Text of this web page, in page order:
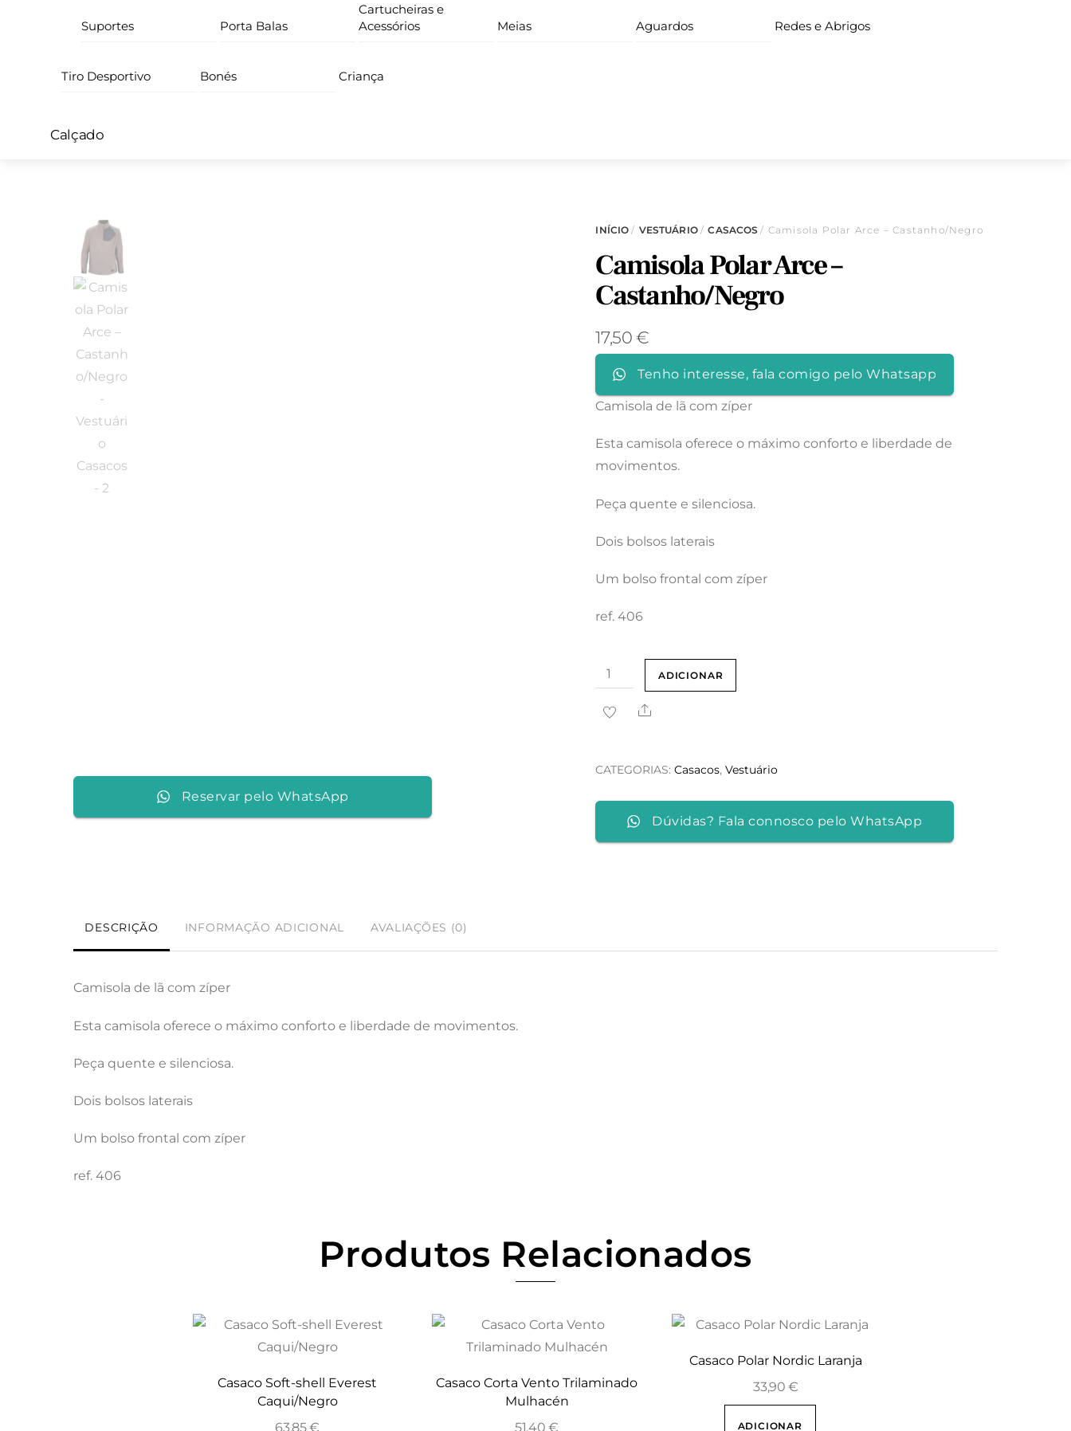
Suportes Porta Balas
Cartucheiras e
Acessórios
Meias Aguardos Redes e Abrigos
Tiro Desportivo Bonés Criança
Calçado
Reservar pelo WhatsApp
INÍCIO/ VESTUÁRIO/CASACOS / Camisola Polar Arce – Castanho/Negro
Camisola Polar Arce –
Castanho/Negro
17,50 €
Tenho interesse, fala comigo pelo Whatsapp
Camisola de lã com zíper
Esta camisola oferece o máximo conforto e liberdade de
movimentos.
Peça quente e silenciosa.
Dois bolsos laterais
Um bolso frontal com zíper
ref. 406
Quantidade
de
Camisola
Castanho/Negro
ADICIONAR
Share
CATEGORIAS:Casacos,Vestuário
Dúvidas? Fala connosco pelo WhatsApp
DESCRIÇÃO INFORMAÇÃO ADICIONAL AVALIAÇÕES (0)
Camisola de lã com zíper
Esta camisola oferece o máximo conforto e liberdade de movimentos.
Peça quente e silenciosa.
Dois bolsos laterais
Um bolso frontal com zíper
ref. 406
Produtos Relacionados
Casaco Soft-shell Everest
Caqui/Negro
63,85€
Casaco Corta Vento Trilaminado
Mulhacén
51,40€
Casaco Polar Nordic Laranja
33,90€
ADICIONAR